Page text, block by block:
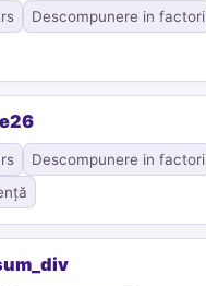
Descompunere in factori
Descompunere in factori